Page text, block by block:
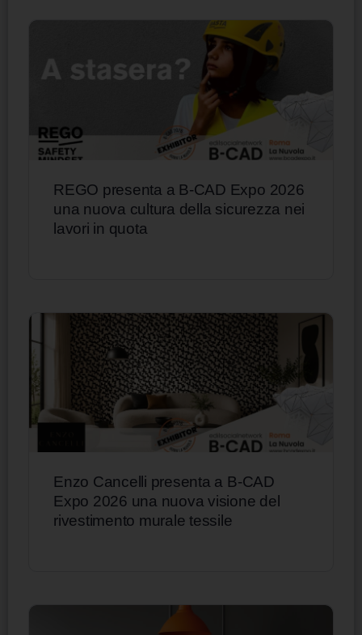
REGO presenta a B-CAD Expo 2026
una nuova cultura della sicurezza nei
lavori in quota
Enzo Cancelli presenta a B-CAD
Expo 2026 una nuova visione del
rivestimento murale tessile